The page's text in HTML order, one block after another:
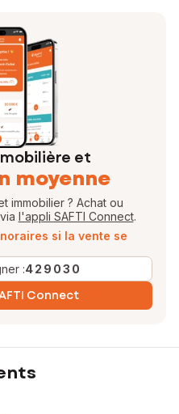
et
moyenne
immobilier ? Achat ou
l'appli SAFTI Connect.
si la vente se
:429030
Connect